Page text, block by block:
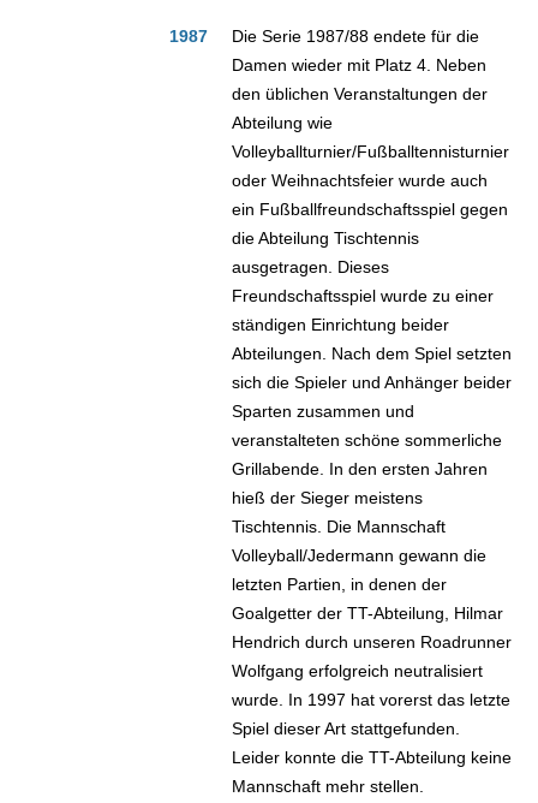
1987
Die Serie 1987/88 endete für die
Damen wieder mit Platz 4. Neben
den üblichen Veranstaltungen der
Abteilung wie
Volleyballturnier/Fußballtennisturnier
oder Weihnachtsfeier wurde auch
ein Fußballfreundschaftsspiel gegen
die Abteilung Tischtennis
ausgetragen. Dieses
Freundschaftsspiel wurde zu einer
ständigen Einrichtung beider
Abteilungen. Nach dem Spiel setzten
sich die Spieler und Anhänger beider
Sparten zusammen und
veranstalteten schöne sommerliche
Grillabende. In den ersten Jahren
hieß der Sieger meistens
Tischtennis. Die Mannschaft
Volleyball/Jedermann gewann die
letzten Partien, in denen der
Goalgetter der TT-Abteilung, Hilmar
Hendrich durch unseren Roadrunner
Wolfgang erfolgreich neutralisiert
wurde. In 1997 hat vorerst das letzte
Spiel dieser Art stattgefunden.
Leider konnte die TT-Abteilung keine
Mannschaft mehr stellen.